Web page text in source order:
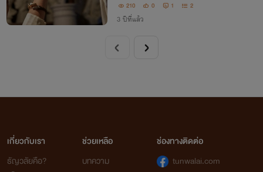
210 0 1 2
3 ปีที่แล้ว
เกี่ยวกับเรา
ธัญวลัยคือ?
ช่วยเหลือ
บทความ
ช่องทางติดต่อ
tunwalai.com